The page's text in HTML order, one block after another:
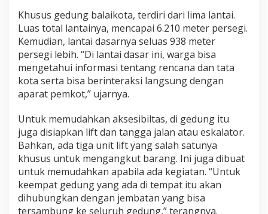
Khusus gedung balaikota, terdiri dari lima lantai.
Luas total lantainya, mencapai 6.210 meter persegi.
Kemudian, lantai dasarnya seluas 938 meter
persegi lebih. “Di lantai dasar ini, warga bisa
mengetahui informasi tentang rencana dan tata
kota serta bisa berinteraksi langsung dengan
aparat pemkot,” ujarnya.
Untuk memudahkan aksesibiltas, di gedung itu
juga disiapkan lift dan tangga jalan atau eskalator.
Bahkan, ada tiga unit lift yang salah satunya
khusus untuk mengangkut barang. Ini juga dibuat
untuk memudahkan apabila ada kegiatan. “Untuk
keempat gedung yang ada di tempat itu akan
dihubungkan dengan jembatan yang bisa
tersambung ke seluruh gedung,” terangnya.